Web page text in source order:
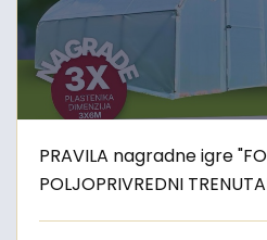
PRAVILA nagradne igre
POLJOPRIVREDNI